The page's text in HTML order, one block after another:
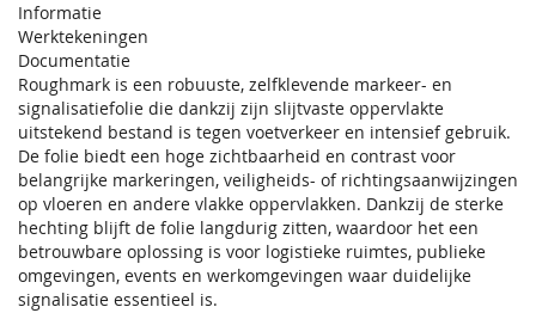
Informatie
Werktekeningen
Documentatie
Roughmark is een robuuste, zelfklevende markeer- en
signalisatiefolie die dankzij zijn slijtvaste oppervlakte
uitstekend bestand is tegen voetverkeer en intensief gebruik.
De folie biedt een hoge zichtbaarheid en contrast voor
belangrijke markeringen, veiligheids- of richtingsaanwijzingen
op vloeren en andere vlakke oppervlakken. Dankzij de sterke
hechting blijft de folie langdurig zitten, waardoor het een
betrouwbare oplossing is voor logistieke ruimtes, publieke
omgevingen, events en werkomgevingen waar duidelijke
signalisatie essentieel is.